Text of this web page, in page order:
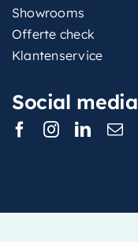
Showrooms
Offerte check
Klantenservice
Social media